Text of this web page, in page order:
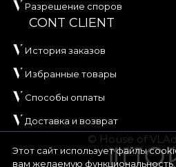
Этот сайт использует файлы
вам желаемую
Разрешение споров
CONT CLIENT
История заказов
Избранные товары
Способы оплаты
Доставка и возврат
© House of